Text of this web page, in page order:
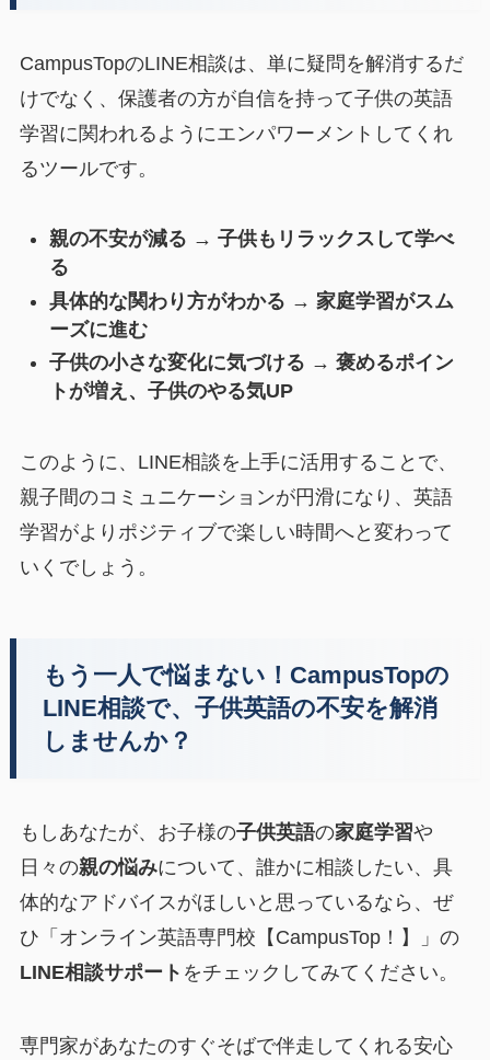
CampusTopのLINE相談は、単に疑問を解消するだ
けでなく、保護者の方が自信を持って子供の英語
学習に関われるようにエンパワーメントしてくれ
るツールです。
親の不安が減る → 子供もリラックスして学べ
る
具体的な関わり方がわかる → 家庭学習がスム
ーズに進む
子供の小さな変化に気づける → 褒めるポイン
トが増え、子供のやる気UP
このように、LINE相談を上手に活用することで、
親子間のコミュニケーションが円滑になり、英語
学習がよりポジティブで楽しい時間へと変わって
いくでしょう。
もう一人で悩まない！CampusTopの
LINE相談で、子供英語の不安を解消
しませんか？
もしあなたが、お子様の子供英語の家庭学習や
日々の親の悩みについて、誰かに相談したい、具
体的なアドバイスがほしいと思っているなら、ぜ
ひ「オンライン英語専門校【CampusTop！】」の
LINE相談サポート をチェックしてみてください。
専門家があなたのすぐそばで伴走してくれる安心